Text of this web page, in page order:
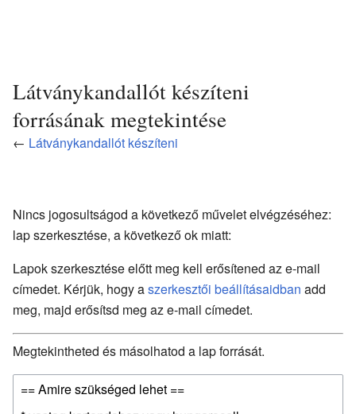
Látványkandallót készíteni
forrásának megtekintése
← Látványkandallót készíteni
Nincs jogosultságod a következő művelet elvégzéséhez:
lap szerkesztése, a következő ok miatt:
Lapok szerkesztése előtt meg kell erősítened az e-mail
címedet. Kérjük, hogy aszerkesztői beállításaidban add
meg, majd erősítsd meg az e-mail címedet.
Megtekintheted és másolhatod a lap forrását.